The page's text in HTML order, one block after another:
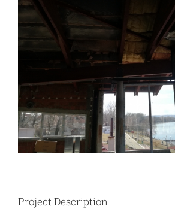
Image
Project Description